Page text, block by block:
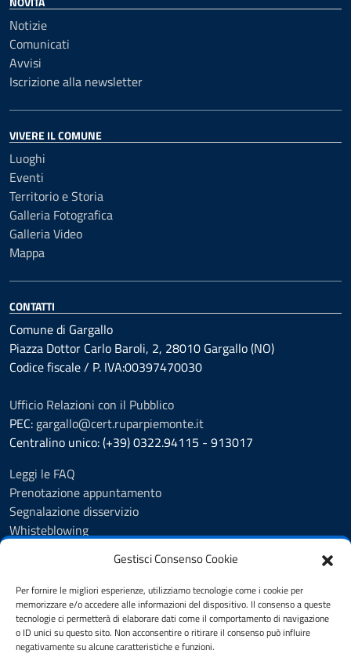
Gestisci Consenso Cookie
Per fornire le migliori esperienze, utilizziamo tecnologie come i cookie per
memorizzare e/o accedere alle informazioni del dispositivo. Il consenso a queste
tecnologie ci permetterà di elaborare dati come il comportamento di navigazione
o ID unici su questo sito. Non acconsentire o ritirare il consenso può influire
negativamente su alcune caratteristiche e funzioni.
Notizie
Comunicati
Avvisi
Iscrizione alla newsletter
VIVERE IL COMUNE
Luoghi
Eventi
Territorio e Storia
Galleria Fotografica
Galleria Video
Mappa
CONTATTI
Comune di Gargallo
Piazza Dottor Carlo Baroli, 2, 28010 Gargallo (NO)
Codice fiscale / P. IVA:00397470030
Ufficio Relazioni con il Pubblico
PEC: gargallo@cert.ruparpiemonte.it
Centralino unico: (+39) 0322.94115 - 913017
Leggi le FAQ
Prenotazione appuntamento
Segnalazione disservizio
Whisteblowing
Albo Pretorio
Informativa privacy
Note legali
Dichiarazione di accessibilità